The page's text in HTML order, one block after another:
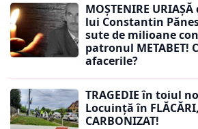
MOȘTENIRE
lui Constantin
sute de milioane
patronul METABET!
afacerile?
TRAGEDIE în toiul
Locuință în
CARBONIZAT!